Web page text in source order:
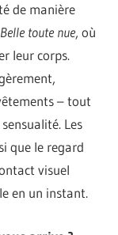
de manière
Belle toute nue, où
leur corps.
– tout
Les
que le regard
visuel
en un instant.